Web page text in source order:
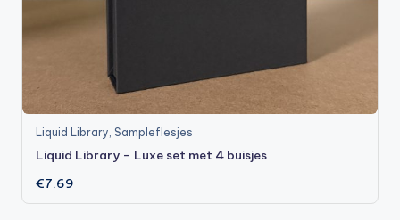
Liquid Library ,Sampleflesjes
Liquid Library – Luxe set met 4 buisjes
€7.69